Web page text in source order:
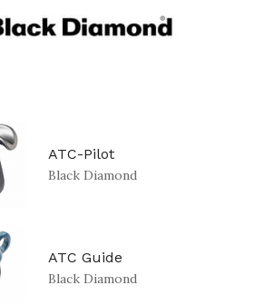
ATC-Pilot
Black Diamond
ATC Guide
Black Diamond